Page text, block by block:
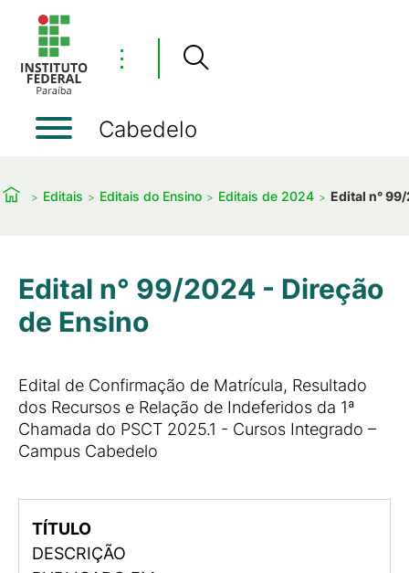
⋮
Cabedelo
Editais Editais do Ensino Editais de 2024 Edital n°
Edital n° 99/2024 - Direção
de Ensino
Edital de Confirmação de Matrícula, Resultado
dos Recursos e Relação de Indeferidos da 1ª
Chamada do PSCT 2025.1 - Cursos Integrado –
Campus Cabedelo
TÍTULO
DESCRIÇÃO